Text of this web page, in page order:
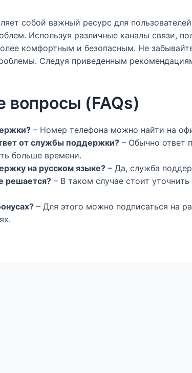
собой важный ресурс для
Используя различные каналы связи,
комфортным и безопасным. Не
Следуя приведенным
вопросы (FAQs)
– Номер телефона можно найти на
от службы поддержки? – Обычно ответ
больше времени.
на русском языке? – Да, служба
решается? – В таком случае стоит
– Для этого можно подписаться на